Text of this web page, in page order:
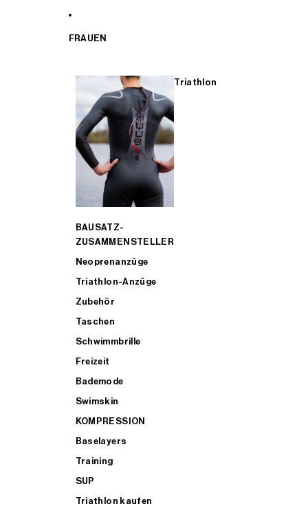
FRAUEN
Triathlon
BAUSATZ-
ZUSAMMENSTELLER
Neoprenanzüge
Triathlon-Anzüge
Zubehör
Taschen
Schwimmbrille
Freizeit
Bademode
Swimskin
KOMPRESSION
Baselayers
Training
SUP
Triathlon kaufen